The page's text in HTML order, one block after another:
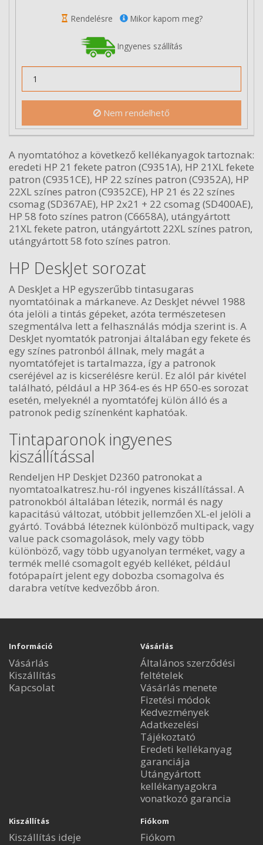
Rendelésre Mikor kapom meg?
Ingyenes szállítás
Nem rendelhető
A nyomtatóhoz a következő kellékanyagok tartoznak:
eredeti HP 21 fekete patron (C9351A), HP 21XL fekete
patron (C9351CE), HP 22 színes patron (C9352A), HP
22XL színes patron (C9352CE), HP 21 és 22 színes
csomag (SD367AE), HP 2x21 + 22 csomag (SD400AE),
HP 58 foto színes patron (C6658A), utángyártott
21XL fekete patron, utángyártott 22XL színes patron,
utángyártott 58 foto színes patron.
HP DeskJet sorozat
A DeskJet a HP egyszerűbb tintasugaras
nyomtatóinak a márkaneve. Az DeskJet névvel 1988
óta jelöli a tintás gépeket, azóta természetesen
szegmentálva lett a felhasználás módja szerint is. A
DeskJet nyomtatók patronjai általában egy fekete és
egy színes patronból állnak, mely magát a
nyomtatófejet is tartalmazza, így a patronok
cseréjével az is kicserélésre kerül. Ez alól pár kivétel
található, például a HP 364-es és HP 650-es sorozat
esetén, melyeknél a nyomtatófej külön álló és a
patronok pedig színenként kaphatóak.
Tintaparonok ingyenes
kiszállítással
Rendeljen HP Deskjet D2360 patronokat a
nyomtatoalkatresz.hu-ról ingyenes kiszállítással. A
patronokból általában létezik, normál és nagy
kapacitású változat, utóbbit jellemzően XL-el jelöli a
gyártó. Továbbá léteznek különböző multipack, vagy
value pack csomagolások, mely vagy több
különböző, vagy több ugyanolyan terméket, vagy a
termék mellé csomagolt egyéb kelléket, például
fotópapaírt jelent egy dobozba csomagolva és
darabra vetítve kedvezőbb áron.
Információ
Vásárlás
Kiszállítás
Kapcsolat
Vásárlás
Általános szerződési
feltételek
Vásárlás menete
Fizetési módok
Kedvezmények
Adatkezelési
Tájékoztató
Eredeti kellékanyag
garanciája
Utángyártott
kellékanyagokra
vonatkozó garancia
Kiszállítás
Kiszállítás ideje
Fiókom
Fiókom